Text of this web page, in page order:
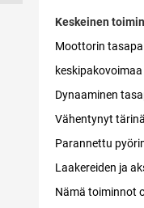
Keskeinen
Moottorin
Dynaaminen
Vähentynyt
Parannettu
Laakereiden ja
Nämä toiminnot